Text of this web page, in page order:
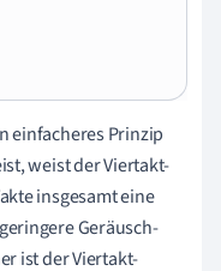
einfacheres Prinzip
weist der Viertakt-
insgesamt eine
Geräusch-
ist der Viertakt-